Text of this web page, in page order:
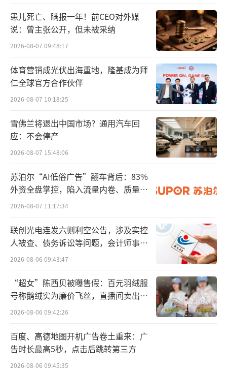
塔斯汀采用的是加盟模式，实现的快速扩
张。
000+家，线上会员注册数1.3亿+，门店覆盖全
国26省份363地市。
这也就意味着，塔斯汀或只是为涉事门店
提供原料的供应和员工的短期培训。
有消费者认为，是鸡肉并未完全解冻，炸
制时间有点短，所以没有炸熟。
值得注意的是，消费者在塔斯汀汉堡里吃
有消费者表示：“在荥阳豪布斯卡塔斯汀
汉堡就买过生鸡肉汉堡，店员说这肉就是这，
我给她你尝一口，她免费给我了一个新的”。
也有消费者称，尝试过两次就不再吃塔斯
汀了。“不知道别的门店怎么样，反正我家附
近的那家吃了两次都呕吐难受。第二次买纯属
自我怀疑是不是自己的问题，想再信任一次，
再也没买过了。”
患儿死亡、瞒报一年！前CEO对外媒
说：曾主张公开，但未被采纳
2026-08-07 09:48:17
体育营销成光伏出海重地，隆基成为拜
仁全球官方合作伙伴
2026-08-07 10:18:25
雪佛兰将退出中国市场？通用汽车回
应：不会停产
2026-08-07 15:48:06
苏泊尔“AI低俗广告”翻车背后：83%
外资全盘掌控，陷入流量内卷、质量频
发的负循环
2026-08-07 11:17:34
联创光电连发六则利空公告，涉及实控
人被查、债务诉讼等问题，会计师事务
所曾出具“保留意见”
2026-08-06 09:43:47
“超女”陈西贝被曝售假：百元羽绒服
号称鹅绒实为廉价飞丝，直播间卖出超
百万元
2026-08-06 09:42:26
百度、高德地图开机广告卷土重来：广
告时长最高5秒，点击后跳转第三方
2026-08-06 09:45:35